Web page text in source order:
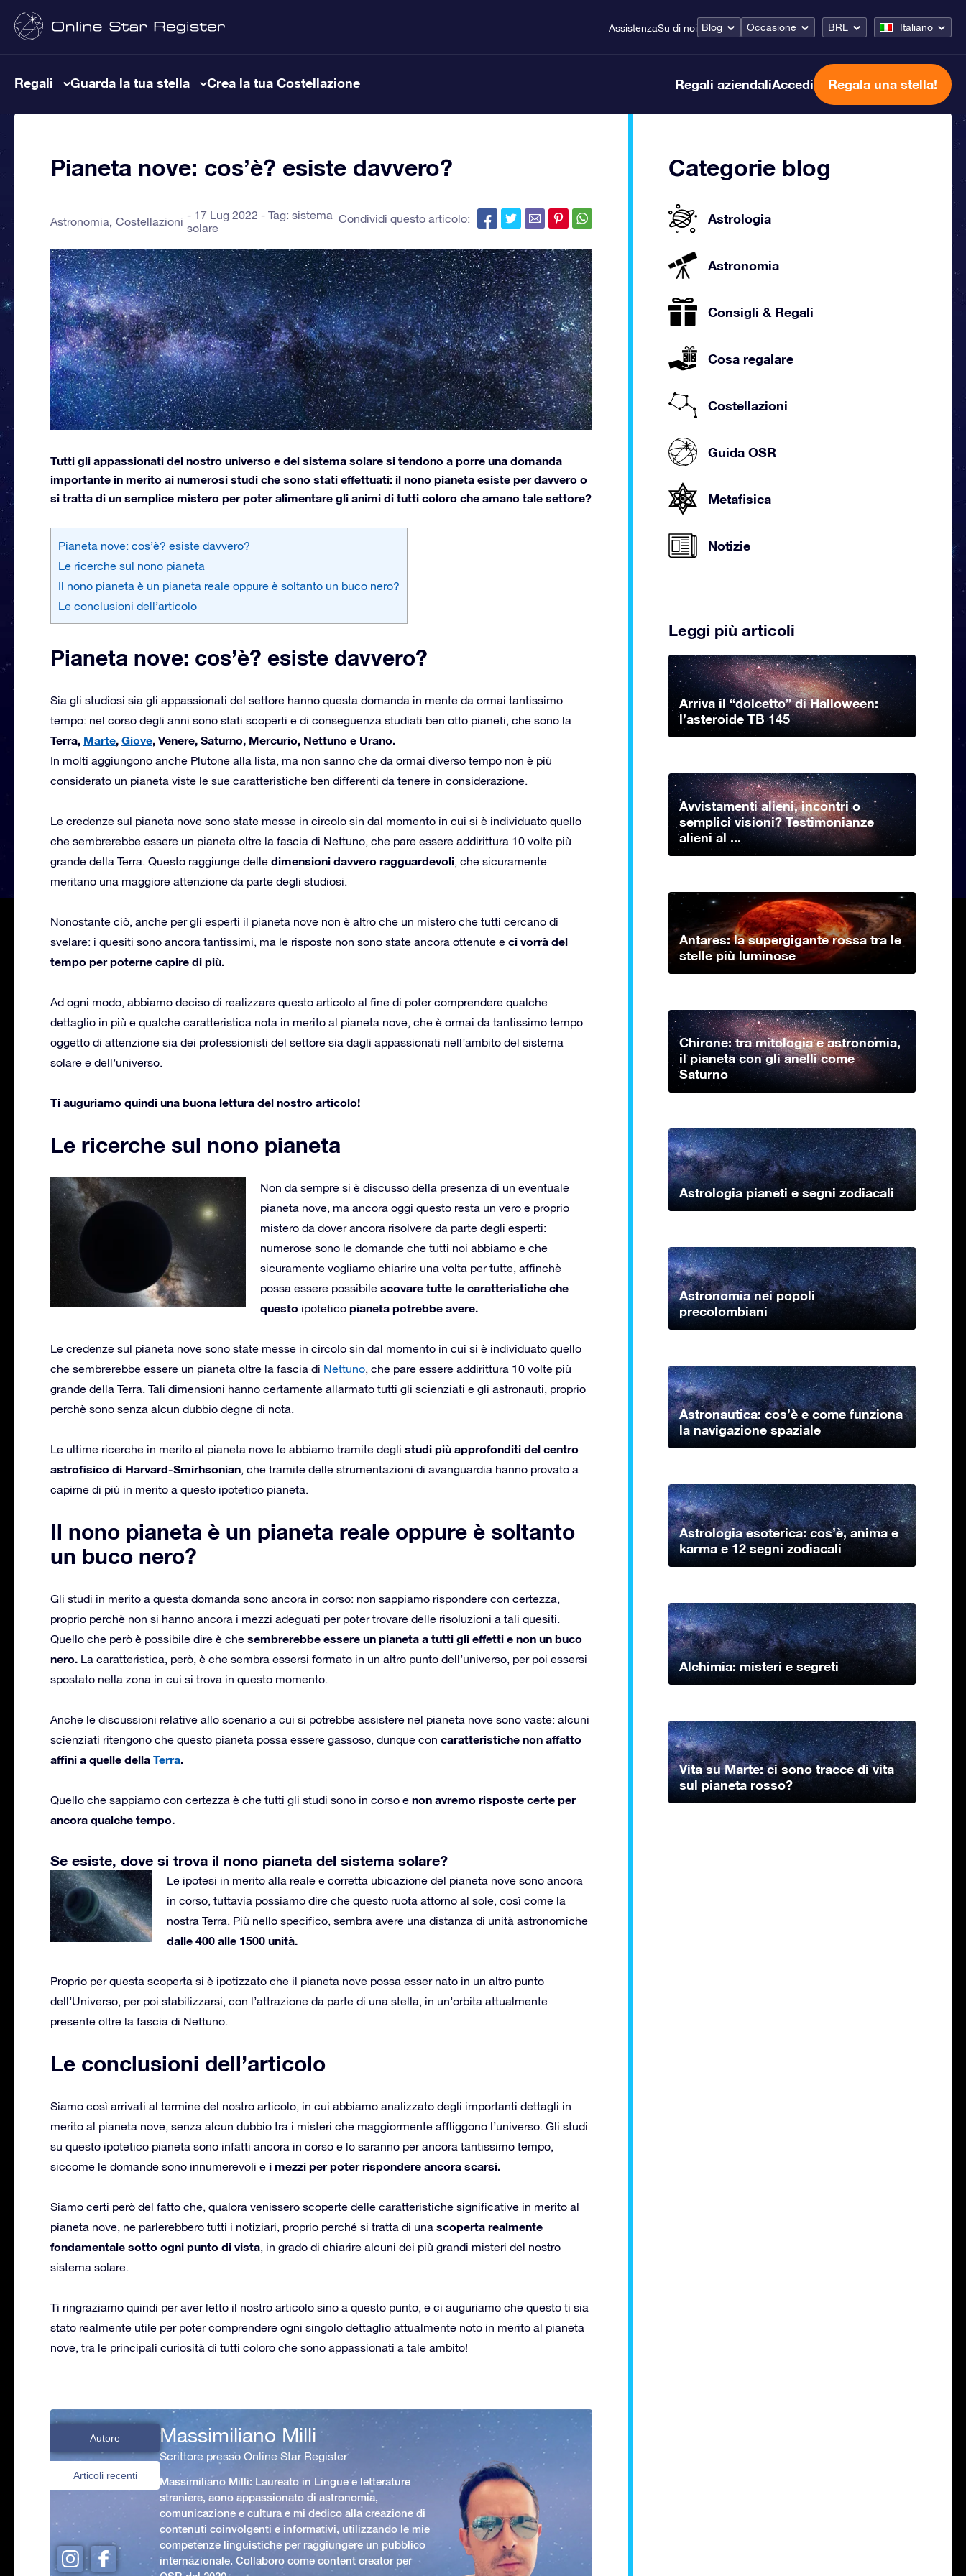
AssistenzaSu di noi Blog Occasione BRL Italiano
Regali Guarda la tua stella Crea la tua Costellazione Regali aziendaliAccedi Regala una stella!
Pianeta nove: cos’è? esiste davvero?
Astronomia Costellazioni 17 Lug 2022 - Tag: sistema
solare
Condividi questo articolo:
Tutti gli appassionati del nostro universo e del sistema solare si tendono a porre una domanda
importante in merito ai numerosi studi che sono stati effettuati: il nono pianeta esiste per davvero o
si tratta di un semplice mistero per poter alimentare gli animi di tutti coloro che amano tale settore?
Pianeta nove: cos’è? esiste davvero?
Le ricerche sul nono pianeta
Il nono pianeta è un pianeta reale oppure è soltanto un buco nero?
Le conclusioni dell’articolo
Pianeta nove: cos’è? esiste davvero?
Sia gli studiosi sia gli appassionati del settore hanno questa domanda in mente da ormai tantissimo
tempo: nel corso degli anni sono stati scoperti e di conseguenza studiati ben otto pianeti, che sono la
Terra, Marte, Giove, Venere, Saturno, Mercurio, Nettuno e Urano.
In molti aggiungono anche Plutone alla lista, ma non sanno che da ormai diverso tempo non è più
considerato un pianeta viste le sue caratteristiche ben differenti da tenere in considerazione.
Le credenze sul pianeta nove sono state messe in circolo sin dal momento in cui si è individuato quello
che sembrerebbe essere un pianeta oltre la fascia di Nettuno, che pare essere addirittura 10 volte più
grande della Terra. Questo raggiunge delle dimensioni davvero ragguardevoli, che sicuramente
meritano una maggiore attenzione da parte degli studiosi.
Nonostante ciò, anche per gli esperti il pianeta nove non è altro che un mistero che tutti cercano di
svelare: i quesiti sono ancora tantissimi, ma le risposte non sono state ancora ottenute e ci vorrà del
tempo per poterne capire di più.
Ad ogni modo, abbiamo deciso di realizzare questo articolo al fine di poter comprendere qualche
dettaglio in più e qualche caratteristica nota in merito al pianeta nove, che è ormai da tantissimo tempo
oggetto di attenzione sia dei professionisti del settore sia dagli appassionati nell’ambito del sistema
solare e dell’universo.
Ti auguriamo quindi una buona lettura del nostro articolo!
Le ricerche sul nono pianeta
Non da sempre si è discusso della presenza di un eventuale
pianeta nove, ma ancora oggi questo resta un vero e proprio
mistero da dover ancora risolvere da parte degli esperti:
numerose sono le domande che tutti noi abbiamo e che
sicuramente vogliamo chiarire una volta per tutte, affinchè
possa essere possibile scovare tutte le caratteristiche che
questo ipotetico pianeta potrebbe avere.
Le credenze sul pianeta nove sono state messe in circolo sin dal momento in cui si è individuato quello
che sembrerebbe essere un pianeta oltre la fascia di Nettuno, che pare essere addirittura 10 volte più
grande della Terra. Tali dimensioni hanno certamente allarmato tutti gli scienziati e gli astronauti, proprio
perchè sono senza alcun dubbio degne di nota.
Le ultime ricerche in merito al pianeta nove le abbiamo tramite degli studi più approfonditi del centro
astrofisico di Harvard-Smirhsonian, che tramite delle strumentazioni di avanguardia hanno provato a
capirne di più in merito a questo ipotetico pianeta.
Il nono pianeta è un pianeta reale oppure è soltanto
un buco nero?
Gli studi in merito a questa domanda sono ancora in corso: non sappiamo rispondere con certezza,
proprio perchè non si hanno ancora i mezzi adeguati per poter trovare delle risoluzioni a tali quesiti.
Quello che però è possibile dire è che sembrerebbe essere un pianeta a tutti gli effetti e non un buco
nero. La caratteristica, però, è che sembra essersi formato in un altro punto dell’universo, per poi essersi
spostato nella zona in cui si trova in questo momento.
Anche le discussioni relative allo scenario a cui si potrebbe assistere nel pianeta nove sono vaste: alcuni
scienziati ritengono che questo pianeta possa essere gassoso, dunque con caratteristiche non affatto
affini a quelle della Terra.
Quello che sappiamo con certezza è che tutti gli studi sono in corso e non avremo risposte certe per
ancora qualche tempo.
Se esiste, dove si trova il nono pianeta del sistema solare?
Le ipotesi in merito alla reale e corretta ubicazione del pianeta nove sono ancora
in corso, tuttavia possiamo dire che questo ruota attorno al sole, così come la
nostra Terra. Più nello specifico, sembra avere una distanza di unità astronomiche
dalle 400 alle 1500 unità.
Proprio per questa scoperta si è ipotizzato che il pianeta nove possa esser nato in un altro punto
dell’Universo, per poi stabilizzarsi, con l’attrazione da parte di una stella, in un’orbita attualmente
presente oltre la fascia di Nettuno.
Le conclusioni dell’articolo
Siamo così arrivati al termine del nostro articolo, in cui abbiamo analizzato degli importanti dettagli in
merito al pianeta nove, senza alcun dubbio tra i misteri che maggiormente affliggono l’universo. Gli studi
su questo ipotetico pianeta sono infatti ancora in corso e lo saranno per ancora tantissimo tempo,
siccome le domande sono innumerevoli e i mezzi per poter rispondere ancora scarsi.
Siamo certi però del fatto che, qualora venissero scoperte delle caratteristiche significative in merito al
pianeta nove, ne parlerebbero tutti i notiziari, proprio perché si tratta di una scoperta realmente
fondamentale sotto ogni punto di vista, in grado di chiarire alcuni dei più grandi misteri del nostro
sistema solare.
Ti ringraziamo quindi per aver letto il nostro articolo sino a questo punto, e ci auguriamo che questo ti sia
stato realmente utile per poter comprendere ogni singolo dettaglio attualmente noto in merito al pianeta
nove, tra le principali curiosità di tutti coloro che sono appassionati a tale ambito!
Autore
Articoli recenti
Massimiliano Milli
Scrittore presso Online Star Register
Massimiliano Milli: Laureato in Lingue e letterature
straniere, aono appassionato di astronomia,
comunicazione e cultura e mi dedico alla creazione di
contenuti coinvolgenti e informativi, utilizzando le mie
competenze linguistiche per raggiungere un pubblico
internazionale. Collaboro come content creator per
Categorie blog
Astrologia
Astronomia
Consigli & Regali
Cosa regalare
Costellazioni
Guida OSR
Metafisica
Notizie
Leggi più articoli
Arriva il “dolcetto” di Halloween:
l’asteroide TB 145
Avvistamenti alieni, incontri o
semplici visioni? Testimonianze
alieni al ...
Antares: la supergigante rossa tra le
stelle più luminose
Chirone: tra mitologia e astronomia,
il pianeta con gli anelli come
Saturno
Astrologia pianeti e segni zodiacali
Astronomia nei popoli
precolombiani
Astronautica: cos’è e come funziona
la navigazione spaziale
Astrologia esoterica: cos’è, anima e
karma e 12 segni zodiacali
Alchimia: misteri e segreti
Vita su Marte: ci sono tracce di vita
sul pianeta rosso?